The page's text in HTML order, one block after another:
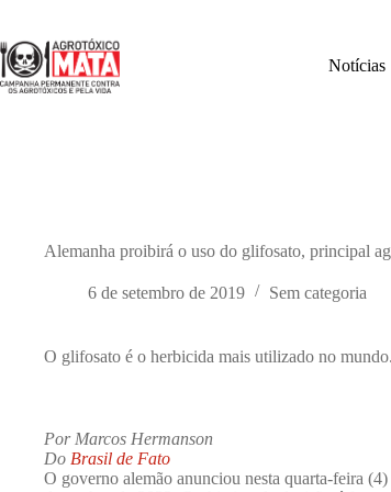
o
conteúdo
Notícias
Alemanha proibirá o uso do glifosato, principal
6 de setembro de 2019 Sem categoria
O glifosato é o herbicida mais utilizado no
Por Marcos Hermanson
Do Brasil de Fato
O governo alemão anunciou nesta quarta-feira